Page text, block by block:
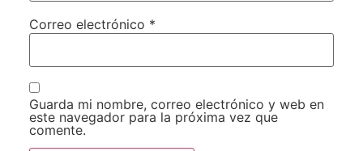
Correo electrónico *
Guarda mi nombre, correo electrónico y web en
este navegador para la próxima vez que
comente.